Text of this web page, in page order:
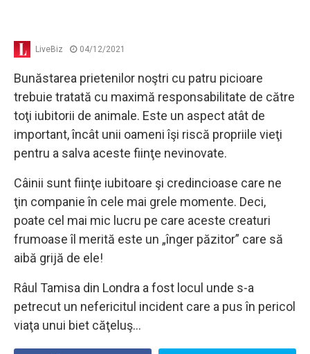
LiveBiz 04/12/2021
Bunăstarea prietenilor noştri cu patru picioare
trebuie tratată cu maximă responsabilitate de către
toţi iubitorii de animale. Este un aspect atât de
important, încât unii oameni îşi riscă propriile vieţi
pentru a salva aceste fiinţe nevinovate.
Câinii sunt fiinţe iubitoare şi credincioase care ne
ţin companie în cele mai grele momente. Deci,
poate cel mai mic lucru pe care aceste creaturi
frumoase îl merită este un „înger păzitor” care să
aibă grijă de ele!
Râul Tamisa din Londra a fost locul unde s-a
petrecut un nefericitul incident care a pus în pericol
viaţa unui biet căţeluş…